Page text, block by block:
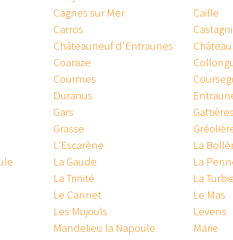
Cagnes sur Mer Caille
Carros
Châteauneuf d'Entraunes
Coaraze
Courmes
Duranus
Gars Gattières
Grasse
L'Escarène La
La Gaude La
La Trinité La
Le Cannet Le Mas
Les Mujouls Levens
Mandelieu la Napoule Marie